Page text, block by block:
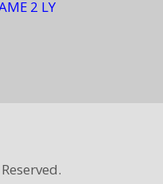
2 LY